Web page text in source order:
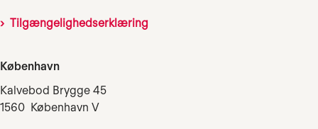
Tilgængelighedserklæring
København
Kalvebod Brygge 45
1560 København V